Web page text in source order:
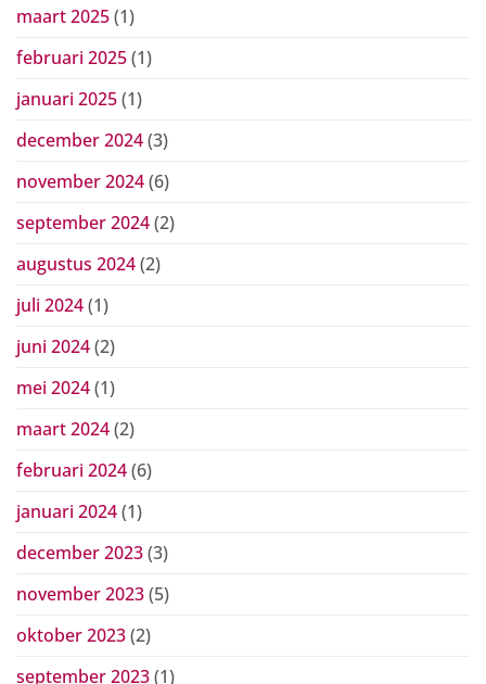
maart 2025(1)
februari 2025(1)
januari 2025(1)
december 2024(3)
november 2024(6)
september 2024(2)
augustus 2024(2)
juli 2024(1)
juni 2024(2)
mei 2024(1)
maart 2024(2)
februari 2024(6)
januari 2024(1)
december 2023(3)
november 2023(5)
oktober 2023(2)
september 2023(1)